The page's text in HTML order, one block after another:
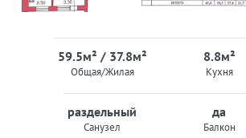
59.5м² / 37.8м²
Общая/Жилая
8.8м²
Кухня
раздельный
Санузел
да
Балкон